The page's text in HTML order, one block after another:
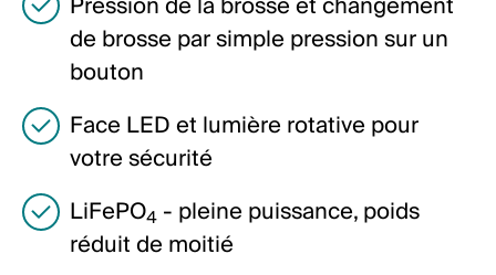
Allemagne
Deutsch
English
Suède
de brosse par simple pression sur un
bouton
Face LED et lumière rotative pour
votre sécurité
LiFePO4- pleine puissance, poids
réduit de moitié